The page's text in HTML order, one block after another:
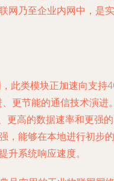
网乃至企业内网中，是实
此类模块正加速向支持
更节能的通信技术演进
更高的数据速率和更强
，能够在本地进行初步的
升系统响应速度。